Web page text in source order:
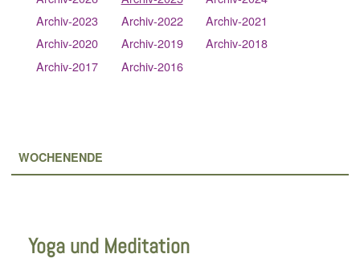
Archiv-2023
Archiv-2022
Archiv-2021
Archiv-2020
Archiv-2019
Archiv-2018
Archiv-2017
Archiv-2016
WOCHENENDE
Yoga und Meditation